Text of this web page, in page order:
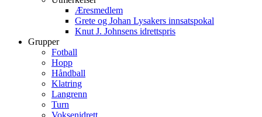
Æresmedlem
Grete og Johan Lysakers innsatspokal
Knut J. Johnsens idrettspris
Grupper
Fotball
Hopp
Håndball
Klatring
Langrenn
Turn
Voksenidrett